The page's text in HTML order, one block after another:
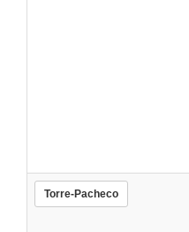
Torre-Pacheco